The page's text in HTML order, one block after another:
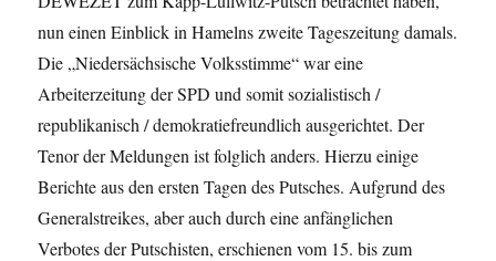
nun einen Einblick in Hamelns zweite Tageszeitung damals.
Die „Niedersächsische Volksstimme“ war eine
Arbeiterzeitung der SPD und somit sozialistisch /
republikanisch / demokratiefreundlich ausgerichtet. Der
Tenor der Meldungen ist folglich anders. Hierzu einige
Berichte aus den ersten Tagen des Putsches. Aufgrund des
Generalstreikes, aber auch durch eine anfänglichen
Verbotes der Putschisten, erschienen vom 15. bis zum